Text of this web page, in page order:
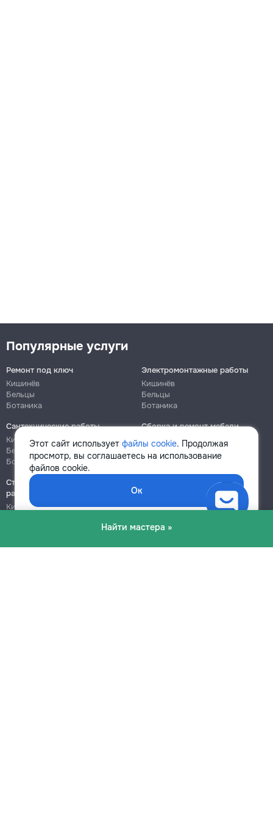
Найти мастера »
Этот сайт использует файлы cookie. Продолжая
просмотр, вы соглашаетесь на использование
файлов cookie.
Ок
Популярные услуги
Ремонт под ключ
Кишинёв
Бельцы
Ботаника
Электромонтажные работы
Кишинёв
Бельцы
Ботаника
Сантехнические работы
Кишинёв
Бельцы
Ботаника
Сборка и ремонт мебели
Кишинёв
Ботаника
Строительно-монтажные
работы
Кишинёв